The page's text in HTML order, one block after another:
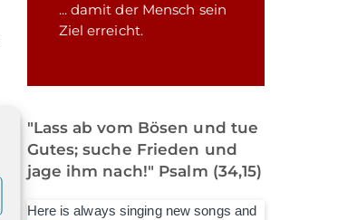
... damit der Mensch sein
Ziel erreicht.
"Lass ab vom Bösen und tue
Gutes; suche Frieden und
jage ihm nach!" Psalm (34,15)
Here is always singing new songs and